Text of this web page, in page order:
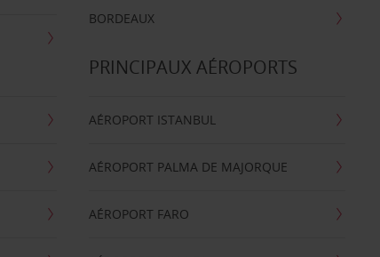
BORDEAUX
PRINCIPAUX AÉROPORTS
AÉROPORT ISTANBUL
AÉROPORT PALMA DE MAJORQUE
AÉROPORT FARO